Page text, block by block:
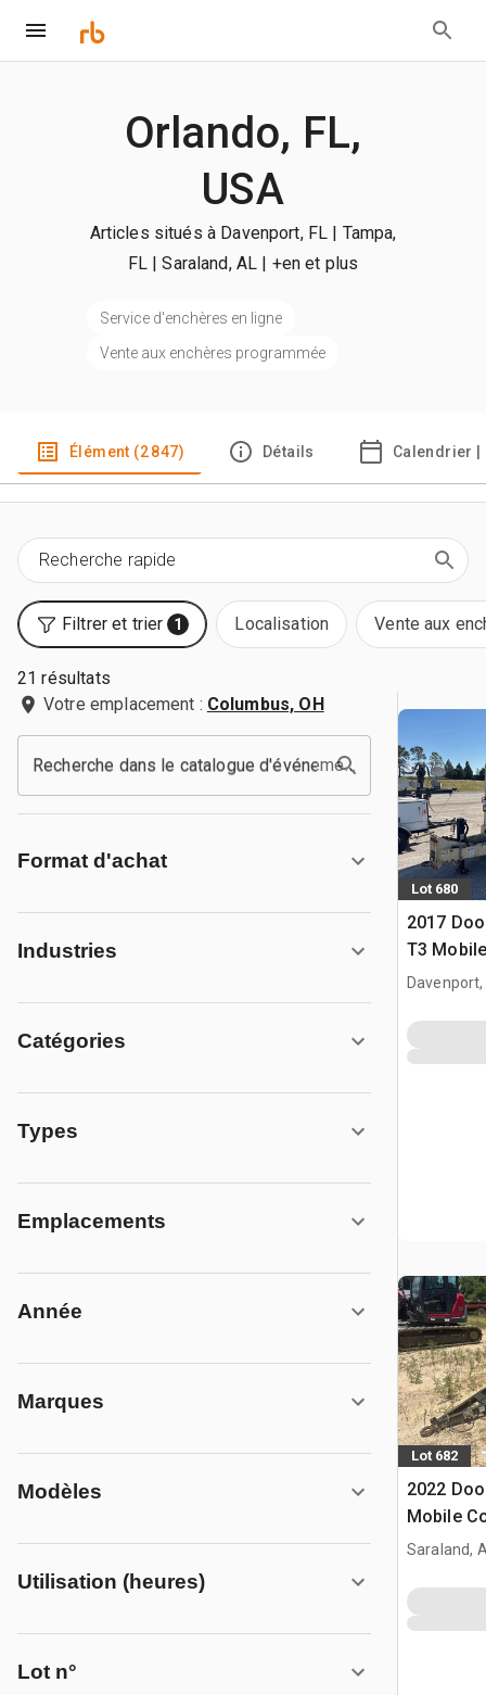
Orlando, FL,
USA
Articles situés à Davenport, FL | Tampa,
FL | Saraland, AL | +en et plus
Service d'enchères en ligne
Vente aux enchères programmée
Élément (2 847) Détails Calendrier |
Filtrer et trier 1 Localisation Vente aux
21 résultats
Votre emplacement : Columbus, OH
Recherche dans le catalogue d'événements
Format d'achat
Industries
Catégories
Types
Emplacements
Année
Marques
Modèles
Utilisation (heures)
Lot n°
Lot 680
2017
T3
Davenport,
Lot 682
2022
Mobile
Saraland,